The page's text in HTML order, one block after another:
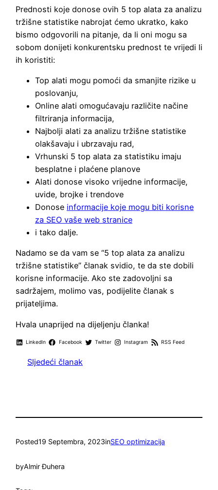
Prednosti koje donose ovih 5 top alata za analizu
tržišne statistike nabrojat ćemo ukratko, kako
bismo odgovorili na pitanje, da li oni mogu sa
sobom donijeti konkurentsku prednost te vrijedi li
ih koristiti:
Top alati mogu pomoći da smanjite rizike u
poslovanju,
Online alati omogućavaju različite načine
filtriranja informacija,
Najbolji alati za analizu tržišne statistike
olakšavaju i ubrzavaju rad,
Vrhunski 5 top alata za statistiku imaju
besplatne i plaćene planove
Alati donose visoko vrijedne informacije,
uvide, brojke i trendove
Donose informacije koje mogu biti korisne
za SEO vaše web stranice
i tako dalje.
Nadamo se da vam se “5 top alata za analizu
tržišne statistike” članak svidio, te da ste dobili
korisne informacije. Ako ste zadovoljni sa
sadržajem, molimo vas, podijelite članak s
prijateljima.
Hvala unaprijed na dijeljenju članka!
LinkedIn Facebook Twitter Instagram RSS Feed
Sljedeći članak
Posted19 Septembra, 2023inSEO optimizacija
byAlmir Đuhera